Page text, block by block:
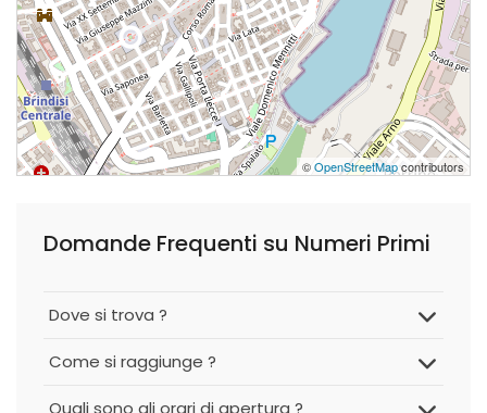
©OpenStreetMapcontributors
Domande Frequenti su Numeri Primi
Dove si trova ?
Come si raggiunge ?
Quali sono gli orari di apertura ?